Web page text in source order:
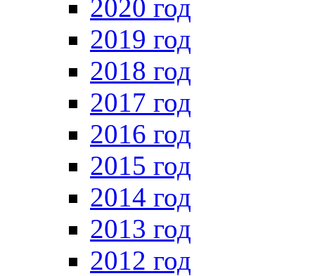
2020 год
2019 год
2018 год
2017 год
2016 год
2015 год
2014 год
2013 год
2012 год